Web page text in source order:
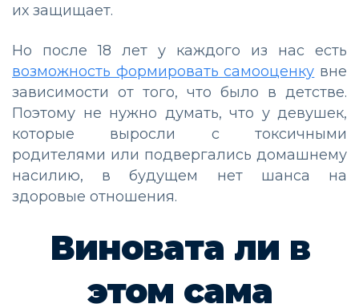
их защищает.
Но после 18 лет у каждого из нас есть
возможность формировать самооценку вне
зависимости от того, что было в детстве.
Поэтому не нужно думать, что у девушек,
которые выросли с токсичными
родителями или подвергались домашнему
насилию, в будущем нет шанса на
здоровые отношения.
Виновата ли в
этом сама